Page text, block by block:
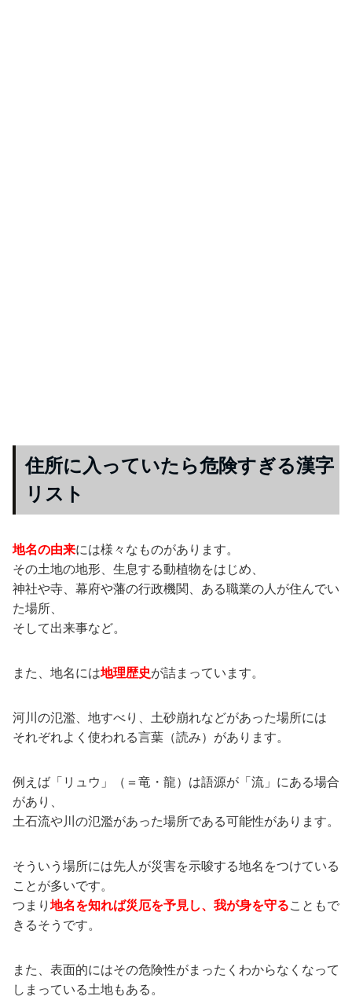
住所に入っていたら危険すぎる漢字
リスト
地名の由来には様々なものがあります。
その土地の地形、生息する動植物をはじめ、
神社や寺、幕府や藩の行政機関、ある職業の人が住んでい
た場所、
そして出来事など。
また、地名には地理歴史が詰まっています。
河川の氾濫、地すべり、土砂崩れなどがあった場所には
それぞれよく使われる言葉（読み）があります。
例えば「リュウ」（＝竜・龍）は語源が「流」にある場合
があり、
土石流や川の氾濫があった場所である可能性があります。
そういう場所には先人が災害を示唆する地名をつけている
ことが多いです。
つまり 地名を知れば災厄を予見し、我が身を守ることもで
きるそうです。
また、表面的にはその危険性がまったくわからなくなって
しまっている土地もある。